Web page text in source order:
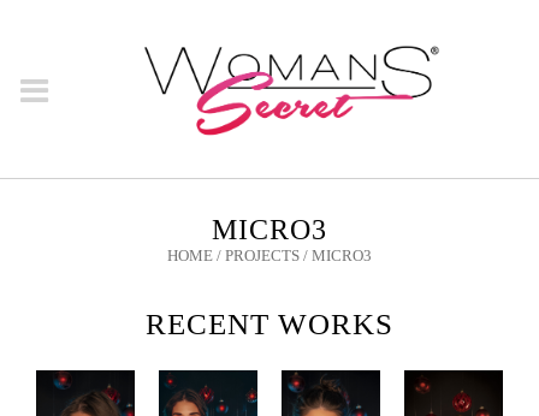
MICRO3
HOME / PROJECTS / MICRO3
RECENT WORKS